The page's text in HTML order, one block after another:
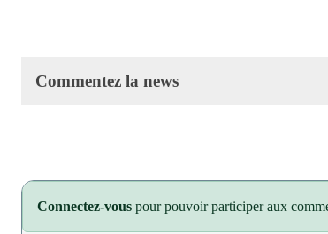
Commentez la news
Connectez-vous pour pouvoir participer aux